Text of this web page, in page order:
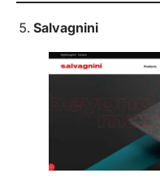
Salvagnini